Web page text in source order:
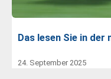
Das lesen Sie in
24. September 2025